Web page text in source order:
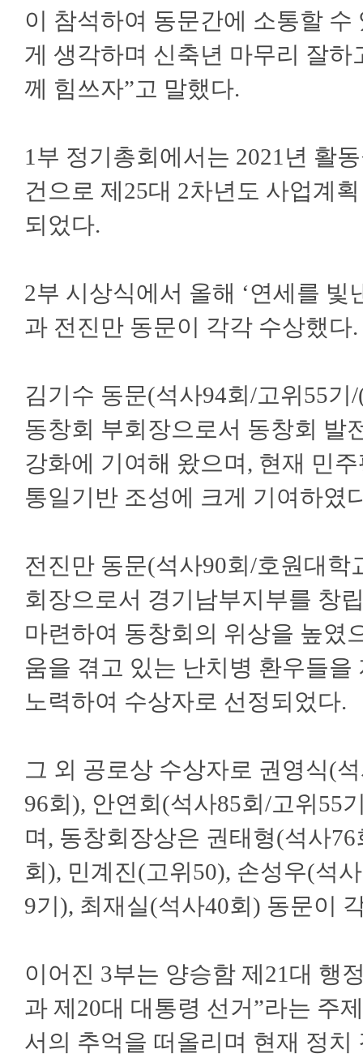
이 참석하여 동문간에 소통할
게 생각하며 신축년 마무리 잘
께 힘쓰자”고 말했다.
1부 정기총회에서는 2021년 활
건으로 제25대 2차년도 사업계
되었다.
2부 시상식에서 올해 ‘연세를
과 전진만 동문이 각각 수상했다.
김기수 동문(석사94회/고위55
동창회 부회장으로서 동창회 발
강화에 기여해 왔으며, 현재 민
통일기반 조성에 크게 기여하였
전진만 동문(석사90회/호원대
회장으로서 경기남부지부를 창
마련하여 동창회의 위상을 높였
움을 겪고 있는 난치병 환우들
노력하여 수상자로 선정되었다.
그 외 공로상 수상자로 권영식(
96회), 안연회(석사85회/고위55
며, 동창회장상은 권태형(석사
회), 민계진(고위50), 손성우(석
9기), 최재실(석사40회) 동문이
이어진 3부는 양승함 제21대 행
과 제20대 대통령 선거”라는 주
서의 추억을 떠올리며 현재 정